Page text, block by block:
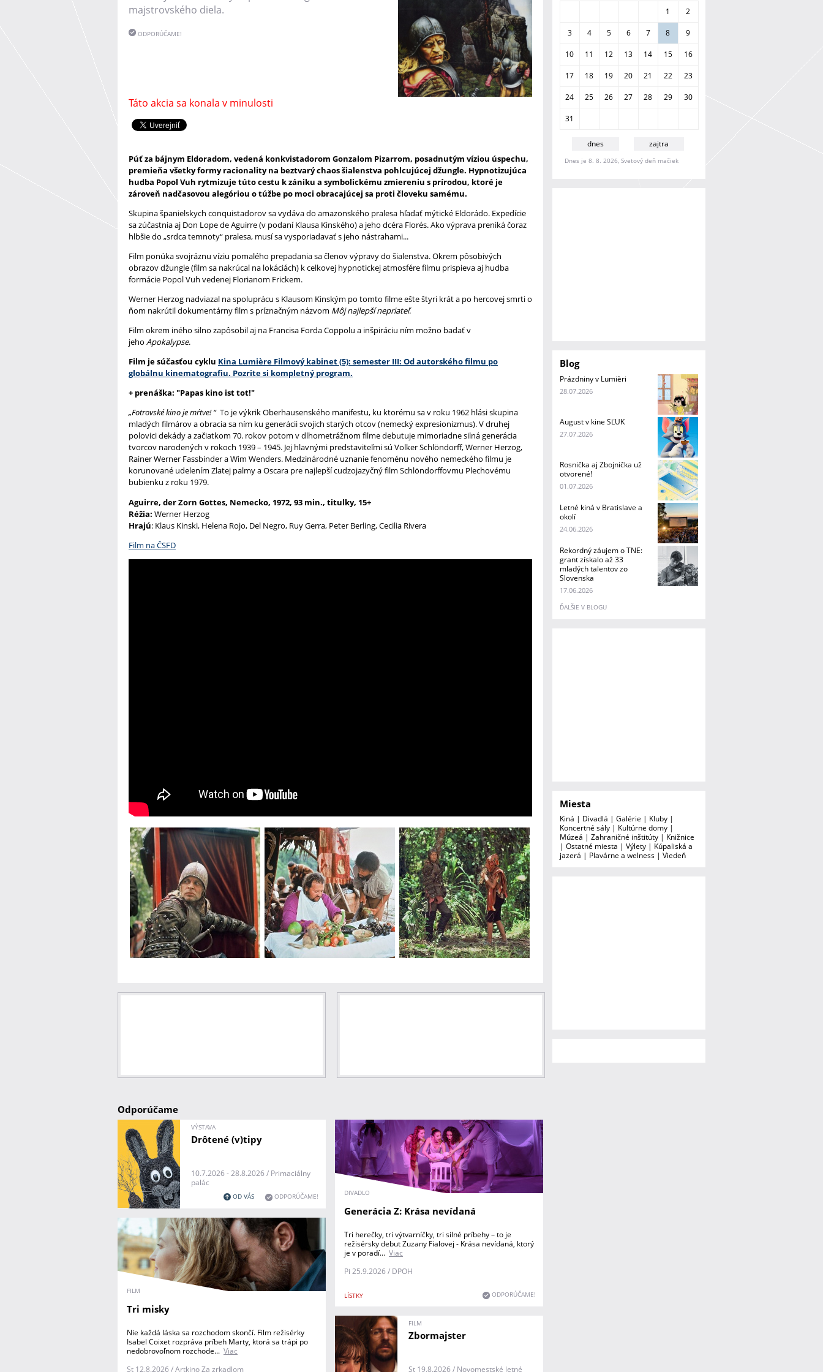
majstrovského diela.
ODPORÚČAME!
Táto akcia sa konala v minulosti
Púť za bájnym Eldoradom, vedená konkvistadorom Gonzalom Pizarrom, posadnutým víziou úspechu,
premieňa všetky formy racionality na beztvarý chaos šialenstva pohlcujúcej džungle. Hypnotizujúca
hudba Popol Vuh rytmizuje túto cestu k zániku a symbolickému zmiereniu s prírodou, ktoré je
zároveň nadčasovou alegóriou o túžbe po moci obracajúcej sa proti človeku samému.
Skupina španielskych conquistadorov sa vydáva do amazonského pralesa hľadať mýtické Eldorádo. Expedície
sa zúčastnia aj Don Lope de Aguirre (v podaní Klausa Kinského) a jeho dcéra Florés. Ako výprava preniká čoraz
hlbšie do „srdca temnoty“ pralesa, musí sa vysporiadavať s jeho nástrahami...
Film ponúka svojráznu víziu pomalého prepadania sa členov výpravy do šialenstva. Okrem pôsobivých
obrazov džungle (film sa nakrúcal na lokáciách) k celkovej hypnotickej atmosfére filmu prispieva aj hudba
formácie Popol Vuh vedenej Florianom Frickem.
Werner Herzog nadviazal na spoluprácu s Klausom Kinským po tomto filme ešte štyri krát a po hercovej smrti o
ňom nakrútil dokumentárny film s príznačným názvom Môj najlepší nepriateľ.
Film okrem iného silno zapôsobil aj na Francisa Forda Coppolu a inšpiráciu ním možno badať v
jeho Apokalypse.
Film je súčasťou cyklu Kina Lumière Filmový kabinet (5): semester III: Od autorského filmu po
globálnu kinematografiu. Pozrite si kompletný program.
+ prenáška: "Papas kino ist tot!"
„Fotrovské kino je mŕtve! “To je výkrik Oberhausenského manifestu, ku ktorému sa v roku 1962 hlási skupina
mladých filmárov a obracia sa ním ku generácii svojich starých otcov (nemecký expresionizmus). V druhej
polovici dekády a začiatkom 70. rokov potom v dlhometrážnom filme debutuje mimoriadne silná generácia
tvorcov narodených v rokoch 1939 – 1945. Jej hlavnými predstaviteľmi sú Volker Schlöndorff, Werner Herzog,
Rainer Werner Fassbinder a Wim Wenders. Medzinárodné uznanie fenoménu nového nemeckého filmu je
korunované udelením Zlatej palmy a Oscara pre najlepší cudzojazyčný film Schlöndorffovmu Plechovému
bubienku z roku 1979.
Aguirre, der Zorn Gottes, Nemecko, 1972, 93 min., titulky, 15+
Réžia: Werner Herzog
Hrajú: Klaus Kinski, Helena Rojo, Del Negro, Ruy Gerra, Peter Berling, Cecilia Rivera
Film na ČSFD
Odporúčame
VÝSTAVA
Drôtené (v)tipy
10.7.2026 - 28.8.2026 / Primaciálny
palác
OD VÁS ODPORÚČAME! DIVADLO
Generácia Z: Krása nevídaná
LÍSTKY
Tri herečky, tri výtvarníčky, tri silné príbehy – to je
režisérsky debut Zuzany Fialovej - Krása nevídaná, ktorý
je v poradí... Viac
Pi 25.9.2026 / DPOH
ODPORÚČAME!
FILM
Tri misky
Nie každá láska sa rozchodom skončí. Film režisérky
Isabel Coixet rozpráva príbeh Marty, ktorá sa trápi po
nedobrovoľnom rozchode... Viac
St 12.8.2026 / Artkino Za zrkadlom
FILM
Zbormajster
St 19.8.2026 / Novomestské letné
1 2
3 4 5 6 7 8 9
10 11 12 13 14 15 16
17 18 19 20 21 22 23
24 25 26 27 28 29 30
31
dnes zajtra
Dnes je 8. 8. 2026, Svetový deň mačiek
Blog
Prázdniny v Lumièri
28.07.2026
August v kine SĽUK
27.07.2026
Rosnička aj Zbojnička už
otvorené!
01.07.2026
Letné kiná v Bratislave a
okolí
24.06.2026
Rekordný záujem o TNE:
grant získalo až 33
mladých talentov zo
Slovenska
17.06.2026
ĎALŠIE V BLOGU
Miesta
Kiná | Divadlá | Galérie | Kluby |
Koncertné sály | Kultúrne domy |
Múzeá | Zahraničné inštitúty | Knižnice
| Ostatné miesta | Výlety | Kúpaliská a
jazerá | Plavárne a welness | Viedeň